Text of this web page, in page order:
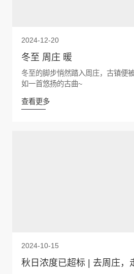
2024-12-20
冬至 周庄 暖
冬至的脚步悄然踏入周庄，古镇便
如一首悠扬的古曲~
查看更多
2024-10-15
秋日浓度已超标 | 去周庄，